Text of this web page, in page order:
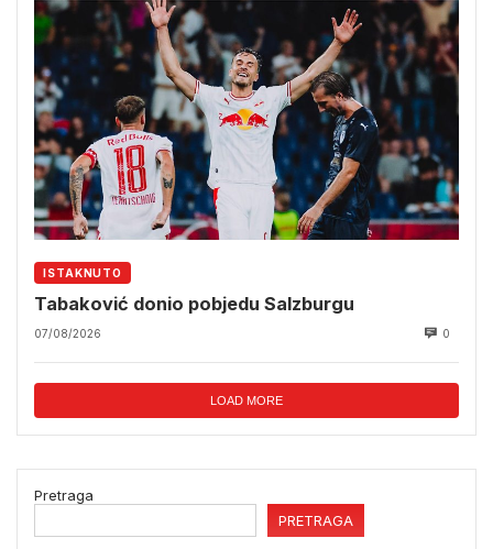
ISTAKNUTO
Tabaković donio pobjedu Salzburgu
07/08/2026 0
LOAD MORE
Pretraga
PRETRAGA